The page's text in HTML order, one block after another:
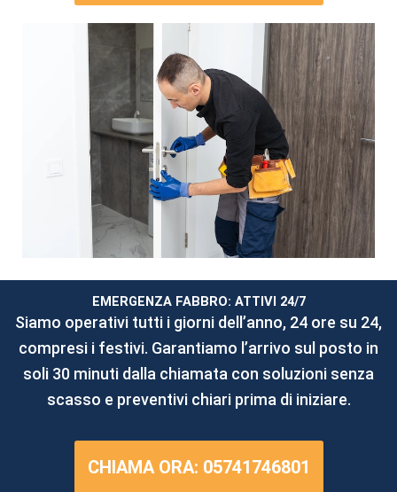
EMERGENZA FABBRO: ATTIVI 24/7
Siamo operativi tutti i giorni dell’anno, 24 ore su 24,
compresi i festivi. Garantiamo l’arrivo sul posto in
soli 30 minuti dalla chiamata con soluzioni senza
scasso e preventivi chiari prima di iniziare.
CHIAMA ORA: 05741746801